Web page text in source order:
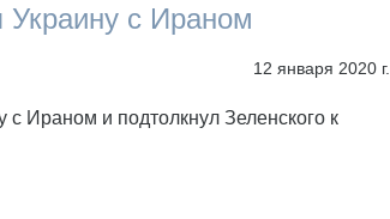
Украину с Ираном
12 января 2020 г.
с Ираном и подтолкнул Зеленского к